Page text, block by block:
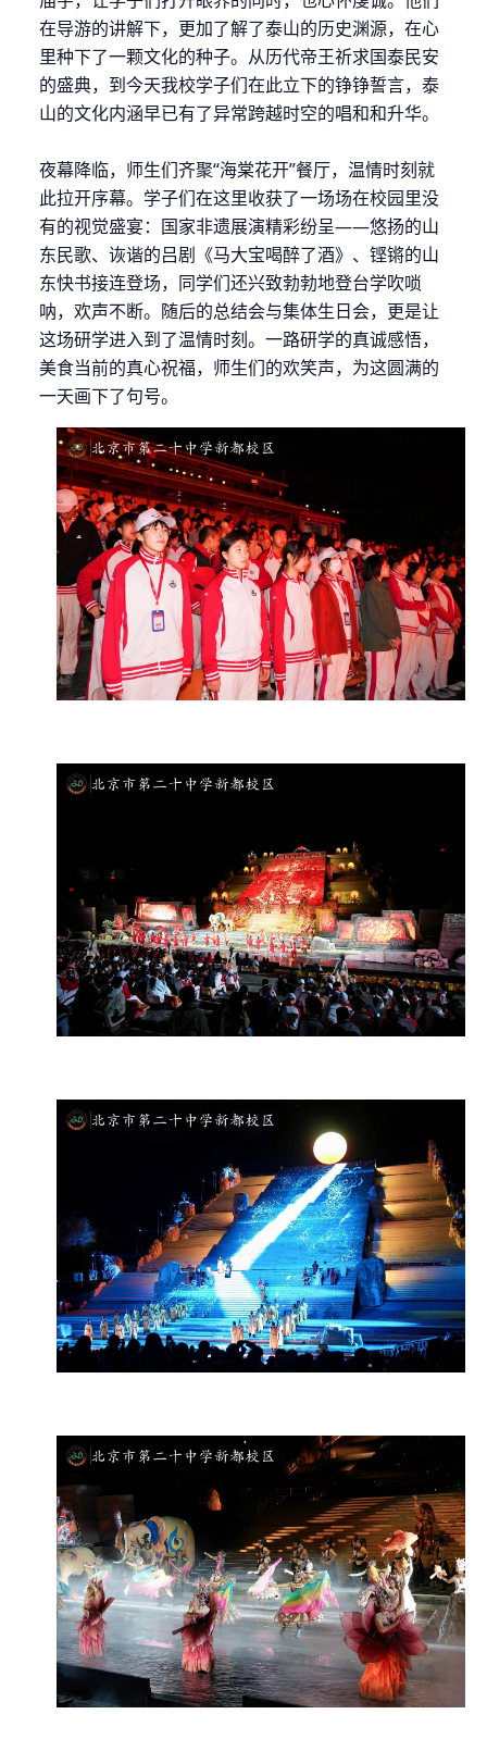
在导游的讲解下，更加了解了泰山的历史渊源，在心
里种下了一颗文化的种子。从历代帝王祈求国泰民安
的盛典，到今天我校学子们在此立下的铮铮誓言，泰
山的文化内涵早已有了异常跨越时空的唱和和升华。
夜幕降临，师生们齐聚“海棠花开”餐厅，温情时刻就
此拉开序幕。学子们在这里收获了一场场在校园里没
有的视觉盛宴： 国家非遗展演精彩纷呈——悠扬的山
东民歌、诙谐的吕剧《马大宝喝醉了酒》、铿锵的山
东快书接连登场，同学们还兴致勃勃地登台学吹唢
呐，欢声不断。随后的总结会与集体生日会，更是让
这场研学进入到了温情时刻。一路研学的真诚感悟，
美食当前的真心祝福，师生们的欢笑声，为这圆满的
一天画下了句号。